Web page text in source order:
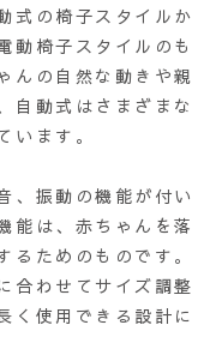
式の椅子スタイルか
動椅子スタイルのも
んの自然な動きや親
自動式はさまざまな
います。
、振動の機能が付い
能は、赤ちゃんを落
るためのものです。
合わせてサイズ調整
く使用できる設計に